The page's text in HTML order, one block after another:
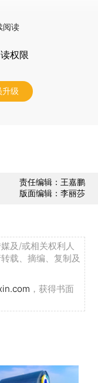
阅读
权限
升级
责任编辑：王嘉鹏
版面编辑：李丽莎
及/或相关权利人
载、摘编、复制及
，获得书面